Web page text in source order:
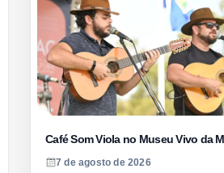
Café Som Viola no Museu Vivo da
7 de agosto de 2026